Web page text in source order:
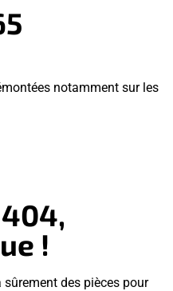
notamment sur les
!
des pièces pour